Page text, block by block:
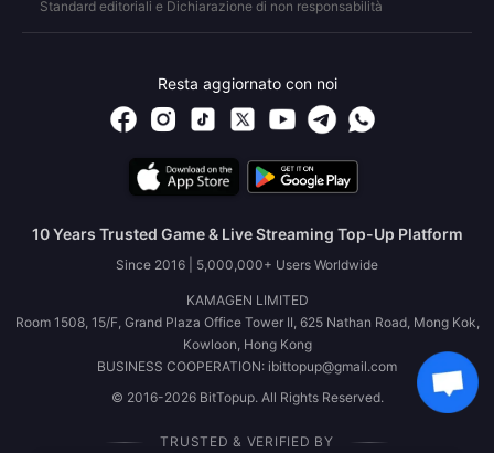
Standard editoriali e Dichiarazione di non responsabilità
Resta aggiornato con noi
10 Years Trusted Game & Live Streaming Top-Up Platform
Since 2016 | 5,000,000+ Users Worldwide
KAMAGEN LIMITED
Room 1508, 15/F, Grand Plaza Office Tower II, 625 Nathan Road, Mong Kok,
Kowloon, Hong Kong
BUSINESS COOPERATION: ibittopup@gmail.com
© 2016-2026 BitTopup. All Rights Reserved.
TRUSTED & VERIFIED BY